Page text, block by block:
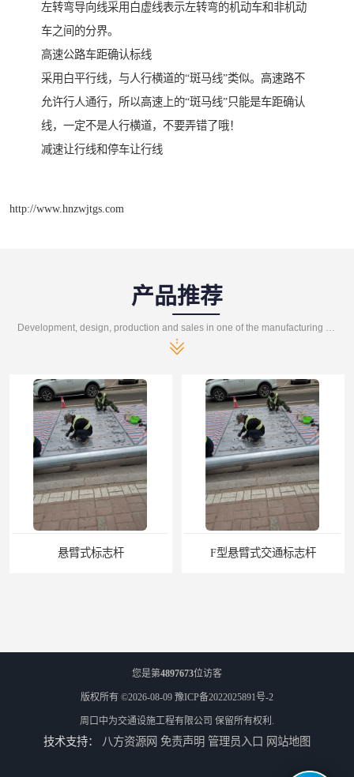
左转弯导向线采用白虚线表示左转弯的机动车和非机动
车之间的分界。
高速公路车距确认标线
采用白平行线，与人行横道的“斑马线”类似。高速路不
允许行人通行，所以高速上的“斑马线”只能是车距确认
线，一定不是人行横道，不要弄错了哦！
减速让行线和停车让行线
http://www.hnzwjtgs.com
产品推荐
悬臂式标志杆 F型悬臂式交通标志杆
您是第4897673位访客
版权所有 ©2026-08-09 豫ICP备2022025891号-2
周口中为交通设施工程有限公司 保留所有权利.
技术支持： 八方资源网 免责声明 管理员入口 网站地图